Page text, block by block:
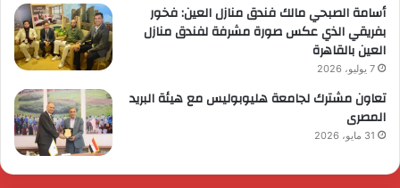
أسامة الصبحي مالك فندق منازل العين: فخور
بفريقي الذي عكس صورة مشرفة لفندق منازل
العين بالقاهرة
7 يوليو، 2026
تعاون مشترك لجامعة هليوبوليس مع هيئة البريد
المصرى
31 مايو، 2026